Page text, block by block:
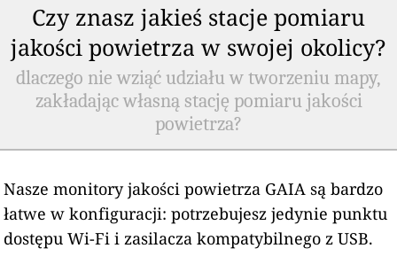
Czy znasz jakieś stacje pomiaru
jakości powietrza w swojej okolicy?
dlaczego nie wziąć udziału w tworzeniu mapy,
zakładając własną stację pomiaru jakości
powietrza?
Nasze monitory jakości powietrza GAIA są bardzo
łatwe w konfiguracji: potrzebujesz jedynie punktu
dostępu Wi-Fi i zasilacza kompatybilnego z USB.